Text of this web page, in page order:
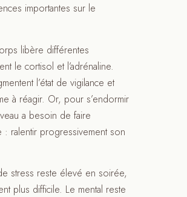
importantes sur le
libère différentes
le cortisol et l’adrénaline.
l’état de vigilance et
à réagir. Or, pour s’endormir
a besoin de faire
: ralentir progressivement son
stress reste élevé en soirée,
plus difficile. Le mental reste